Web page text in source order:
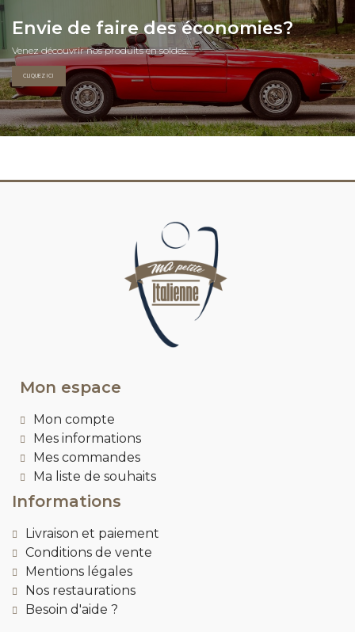
Envie de faire des économies?
Venez découvrir nos produits en soldes.
CLIQUEZ ICI
Mon espace
Mon compte
Mes informations
Mes commandes
Ma liste de souhaits
Informations
Livraison et paiement
Conditions de vente
Mentions légales
Nos restaurations
Besoin d'aide ?